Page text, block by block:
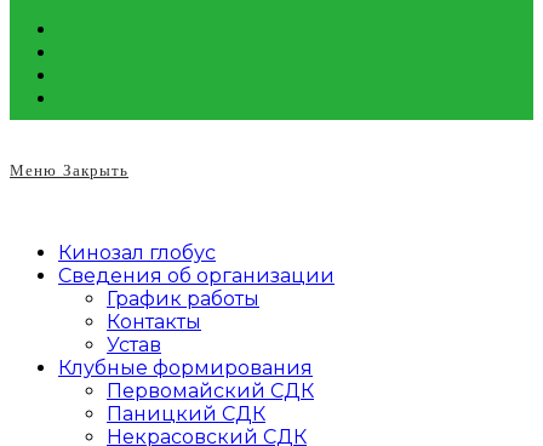
Меню Закрыть
Кинозал глобус
Сведения об организации
График работы
Контакты
Устав
Клубные формирования
Первомайский СДК
Паницкий СДК
Некрасовский СДК